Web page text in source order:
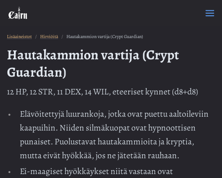
Lisäaineistot Hirviöitä Hautakammion vartija (Crypt Guardian)
Hautakammion vartija (Crypt
Guardian)
12 HP, 12 STR, 11 DEX, 14 WIL, eteeriset kynnet (d8+d8)
Elävöitettyjä luurankoja, jotka ovat puettu aaltoileviin
kaapuihin. Niiden silmäkuopat ovat hypnoottisen
punaiset. Puolustavat hautakammioita ja kryptia,
mutta eivät hyökkää, jos ne jätetään rauhaan.
Ei-maagiset hyökkäykset niitä vastaan ovat